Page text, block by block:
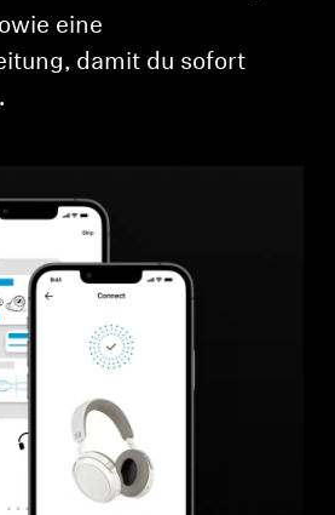
eine
damit du sofort